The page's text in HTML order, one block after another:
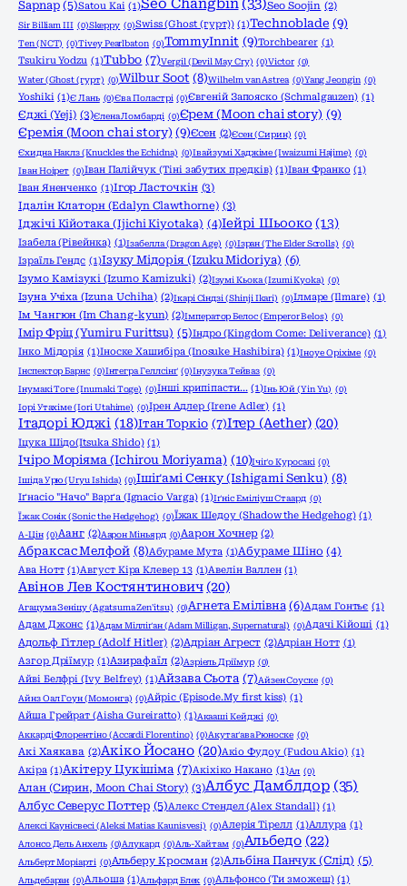
Sapnap (5)Satou Kai (1)Seo Changbin (33)Seo Soojin (2)
Sir Billiam III (0)Skeppy (0)Swiss (Ghost (гурт)) (1)Technoblade (9)
Ten (NCT) (0)Tivey Pearlbaton (0)TommyInnit (9)Torchbearer (1)
Tsukiru Yodzu (1)Tubbo (7)Vergil (Devil May Cry) (0)Victor (0)
Water (Ghost (гурт) (0)Wilbur Soot (8)Wilhelm van Astrea (0)Yang Jeongin (0)
Yoshiki (1)Є Лань (0)Єва Поластрі (0)Євгеній Запояско (Schmalgauzen) (1)
Єджі (Yeji) (3)Єлена Ломбарді (0)Єрем (Moon chai story) (9)
Єремія (Moon chai story) (9)Єсен (2)Єсен (Сирин) (0)
Єхидна Наклз (Knuckles the Echidna) (0)Івайзумі Хаджіме (Iwaizumi Hajime) (0)
Іван Ноірет (0)Іван Палійчук (Тіні забутих предків) (1)Іван Франко (1)
Іван Яненченко (1)Ігор Ласточкін (3)
Ідалін Клаторн (Edalyn Clawthorne) (3)
Іджічі Кійотака (Ijichi Kiyotaka) (4)Іейрі Шьооко (13)
Ізабела (Рівейнка) (1)Ізабелла (Dragon Age) (0)Ізран (The Elder Scrolls) (0)
Ізраїль Гендс (1)Ізуку Мідорія (Izuku Midoriya) (6)
Ізумо Камізукі (Izumo Kamizuki) (2)Ізумі Кьока (Izumi Kyoka) (0)
Ізуна Учіха (Izuna Uchiha) (2)Ікарі Сіндзі (Shinji Ikari) (0)Ілмаре (Ilmare) (1)
Ім Чангюн (Im Chang-kyun) (2)Імператор Белос (Emperor Belos) (0)
Імір Фріц (Yumiru Furittsu) (5)Індро (Kingdom Come: Deliverance) (1)
Інко Мідорія (1)Іноске Хашибіра (Inosuke Hashibira) (1)Іноуе Оріхіме (0)
Інспектор Барнс (0)Інтегра Геллсінґ (0)Інузука Тейваз (0)
Інумакі Тоге (Inumaki Toge) (0)Інші крипіпасти... (1)Інь Юй (Yin Yu) (0)
Іорі Утахіме (Iori Utahime) (0)Ірен Адлер (Irene Adler) (1)
Ітадорі Юджі (18)Ітан Торкіо (7)Ітер (Aether) (20)
Іцука Шідо(Itsuka Shido) (1)
Ічіро Моріяма (Ichirou Moriyama) (10)Ічіґо Куросакі (0)
Ішіда Урю (Uryu Ishida) (0)Ішіґамі Сенку (Ishigami Senku) (8)
Іґнасіо "Начо" Варґа (Ignacio Varga) (1)Іґніс Еміліуш Стаард (0)
Їжак Сонік (Sonic the Hedgehog) (0)Їжак Шедоу (Shadow the Hedgehog) (1)
А-Цін (0)Аанг (2)Аарон Міньярд (0)Аарон Хочнер (2)
Абраксас Мелфой (8)Абураме Мута (1)Абураме Шіно (4)
Ава Нотт (1)Август Кіра Клевер 13 (1)Авелін Валлен (1)
Авінов Лев Костянтинович (20)
Агацума Зеніцу (Agatsuma Zen'itsu) (0)Агнета Емілівна (6)Адам Гонтьє (1)
Адам Джонс (1)Адам Мілліґан (Adam Milligan, Supernatural) (0)Адачі Кійоші (1)
Адольф Гітлер (Adolf Hitler) (2)Адріан Агрест (2)Адріан Нотт (1)
Азгор Дріїмур (1)Азирафаїл (2)Азріель Дріїмур (0)
Айві Белфрі (Ivy Belfrey) (1)Айзава Сьота (7)Айзен Соуске (0)
Айнз Оал Гоун (Момонга) (0)Айріс (Episode.My first kiss) (1)
Айша Грейрат (Aisha Gureiratto) (1)Акааші Кейджі (0)
Аккарді Флорентіно (Accardi Florentino) (0)Акутаґава Рюноске (0)
Акі Хаякава (2)Акіко Йосано (20)Акіо Фудоу (Fudou Akio) (1)
Акіра (1)Акітеру Цукішіма (7)Акіхіко Накано (1)Ал (0)
Алан (Сирин, Moon Chai Story) (3)Албус Дамблдор (35)
Албус Северус Поттер (5)Алекс Стендел (Alex Standall) (1)
Алексі Каунісвесі (Aleksi Matias Kaunisvesi) (0)Алерія Тірелл (1)Аллура (1)
Алонсо Дель Анхель (0)Алукард (0)Аль-Хайтам (0)Альбедо (22)
Альберт Моріарті (0)Альберу Кросман (2)Альбіна Панчук (Слід) (5)
Альдебаран (0)Альоша (1)Альфард Блек (0)Альфонсо (Ти зможеш) (1)